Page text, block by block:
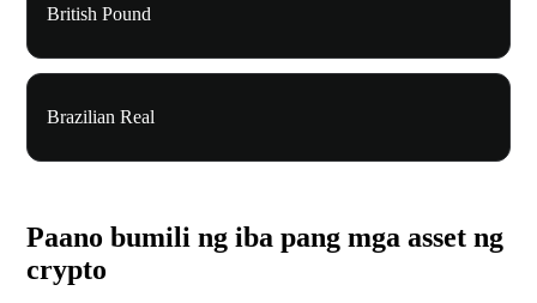
British Pound
Brazilian Real
Paano bumili ng iba pang mga asset ng
crypto